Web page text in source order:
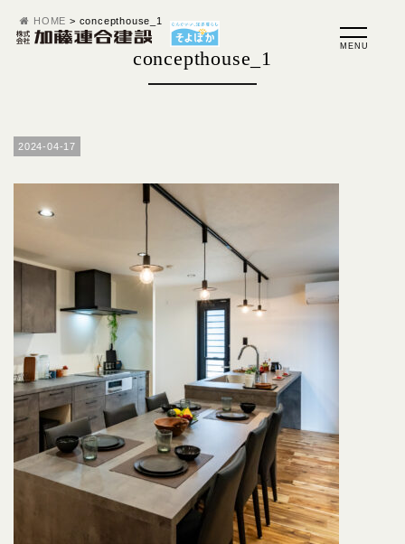
HOME > concepthouse_1
concepthouse_1
2024-04-17